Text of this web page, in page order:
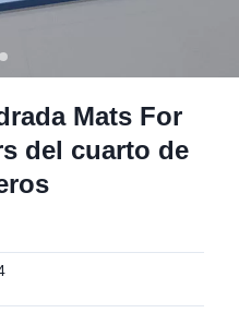
Mats For
del cuarto de